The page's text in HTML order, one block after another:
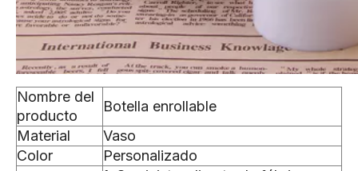
Nombre del
producto
Botella enrollable
Material
Vaso
Color
Personalizado